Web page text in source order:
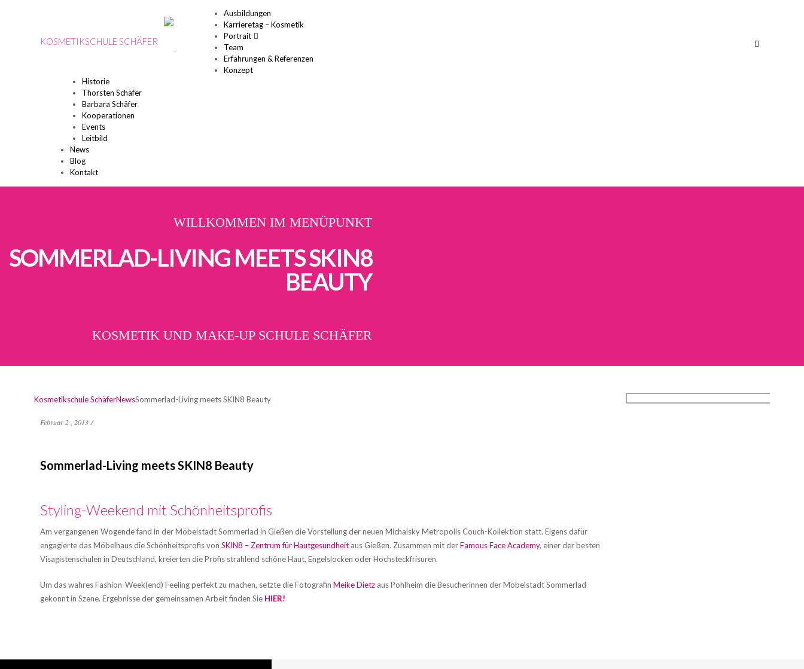
KOSMETIKSCHULE SCHÄFER
Ausbildungen
Karrieretag – Kosmetik
Portrait
Team
Erfahrungen & Referenzen
Konzept
Historie
Thorsten Schäfer
Barbara Schäfer
Kooperationen
Events
Leitbild
News
Blog
Kontakt
WILLKOMMEN IM MENÜPUNKT
SOMMERLAD-LIVING MEETS SKIN8
BEAUTY
KOSMETIK UND MAKE-UP SCHULE SCHÄFER
Kosmetikschule SchäferNewsSommerlad-Living meets SKIN8 Beauty
Februar 2 , 2013 /
Sommerlad-Living meets SKIN8 Beauty
Styling-Weekend mit Schönheitsprofis
Am vergangenen Wogende fand in der Möbelstadt Sommerlad in Gießen die Vorstellung der neuen Michalsky Metropolis Couch-Kollektion statt. Eigens dafür
engagierte das Möbelhaus die Schönheitsprofis von SKIN8 – Zentrum für Hautgesundheit aus Gießen. Zusammen mit derFamous Face Academy, einer der besten
Visagistenschulen in Deutschland, kreierten die Profis strahlend schöne Haut, Engelslocken oder Hochsteckfrisuren.
Um das wahres Fashion-Week(end) Feeling perfekt zu machen, setzte die Fotografin Meike Dietz aus Pohlheim die Besucherinnen der Möbelstadt Sommerlad
gekonnt in Szene. Ergebnisse der gemeinsamen Arbeit finden Sie HIER!